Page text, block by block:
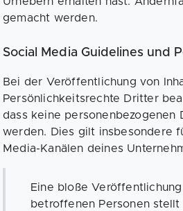
gemacht werden.
Social Media Guidelines und
Bei der Veröffentlichung von
Persönlichkeitsrechte Dritter
dass keine
werden. Dies gilt insbesondere
Media-Kanälen deines
Eine bloße
betroffenen Personen